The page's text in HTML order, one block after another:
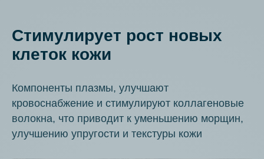
Стимулирует рост новых
клеток кожи
Компоненты плазмы, улучшают
кровоснабжение и стимулируют коллагеновые
волокна, что приводит к уменьшению морщин,
улучшению упругости и текстуры кожи